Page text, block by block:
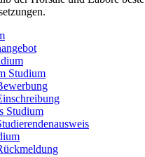
Studium
Studium